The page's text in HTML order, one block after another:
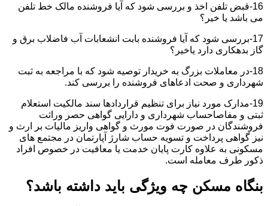
16-قبض تلفن اخذ و بررسی شود که آیا فروشنده مالک خط تلفن
می باشد یا خیر؟
17-بررسی شود که آیا فروشنده بابت انشعابات آب فاضلاب برق و
گاز بدهکاری دارد یاخیر؟
18-در معاملات بزرگ به خریدار توصیه شود که با مراجعه به ثبت
شهرداری و صحت ادعاهای فروشنده را بررسی کند.
19-مدارک مورد نیاز برای تنظیم قراردادها سند مالکیت استعلام
ثبتی و مفاصاحساب شهرداری و دارایی گواهی حصر وراثت
فروشندگان در صورت فوت مورث و گواهی واریز مالیات بر ارث و
نیز گواهی پرداخت و تسویه حساب شارژ آپارتمان در مجتمع های
مسکونی به علاوه کارت پایان خدمت یا معافیت در خصوص افراد
ذکور طرف معامله است.
بنگاه مسکن چه ویژگی باید داشته باشد؟